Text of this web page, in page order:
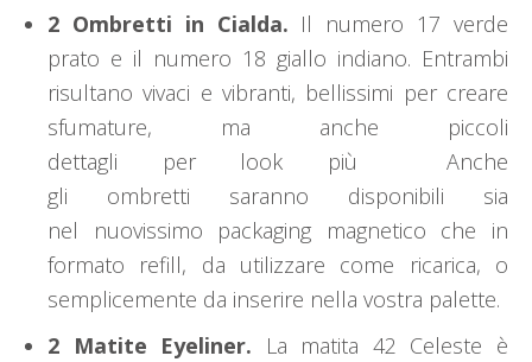
2 Ombretti in Cialda. Il numero 17 verde
prato e il numero 18 giallo indiano. Entrambi
risultano vivaci e vibranti, bellissimi per creare
sfumature, ma anche piccoli
dettagli per look più Anche
gli ombretti saranno disponibili sia
nel nuovissimo packaging magnetico che in
formato refill, da utilizzare come ricarica, o
semplicemente da inserire nella vostra palette.
2 Matite Eyeliner. La matita 42 Celeste è